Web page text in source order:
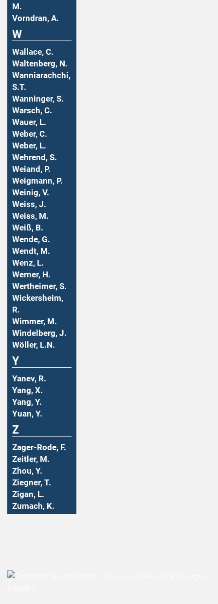
M.
Vorndran, A.
W
Wallace, C.
Waltenberg, N.
Wanniarachchi,
S.T.
Wanninger, S.
Warsch, C.
Wauer, L.
Weber, C.
Weber, L.
Wehrend, S.
Weiand, P.
Weigmann, P.
Weinig, V.
Weiss, J.
Weiss, M.
Weiß, B.
Wende, G.
Wendt, M.
Wenz, L.
Werner, H.
Wertheimer, S.
Wickersheim,
R.
Wimmer, M.
Windelberg, J.
Wöller, L.N.
Y
Yanev, R.
Yang, X.
Yang, Y.
Yuan, Y.
Z
Zager-Rode, F.
Zeitler, M.
Zhou, Y.
Ziegner, T.
Zigan, L.
Zumach, K.